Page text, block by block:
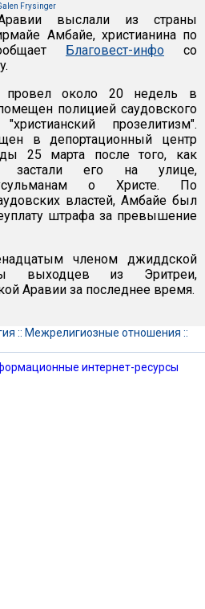
Frysinger
выслали из страны
Амбайе, христианина по
Благовест-инфо со
около 20 недель в
полицией саудовского
прозелитизм".
в депортационный центр
25 марта после того, как
застали его на улице,
о Христе. По
властей, Амбайе был
штрафа за превышение
членом джиддской
выходцев из Эритреи,
Аравии за последнее время.
:: Межрелигиозные отношения ::
интернет-ресурсы